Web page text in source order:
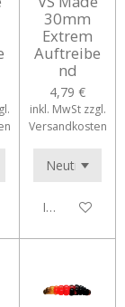
30mm
Extrem
Auftreibe
nd
4,79 €
inkl. MwSt zzgl.
Versandkosten
In den